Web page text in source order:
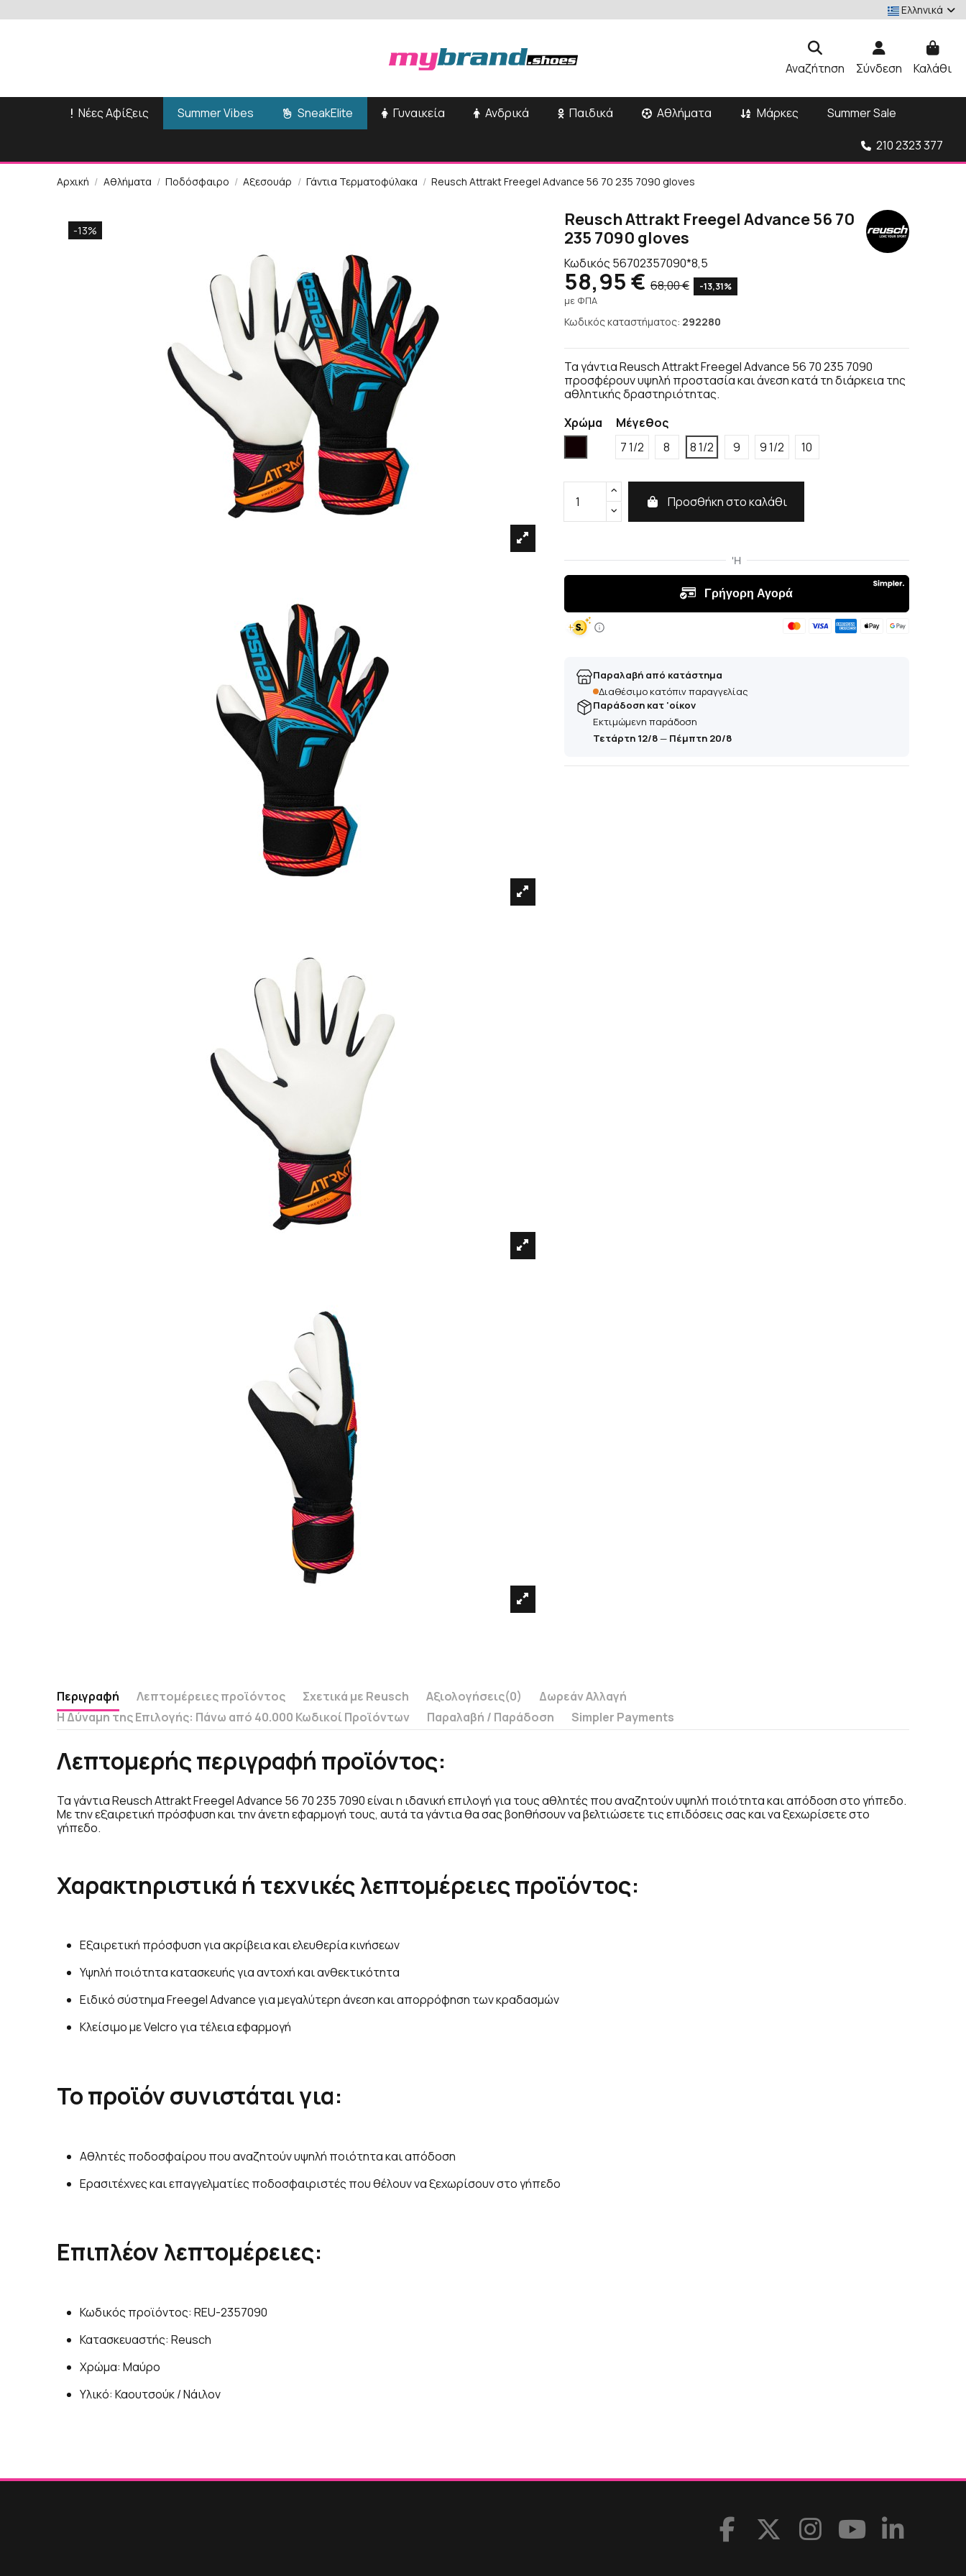
Ελληνικά
Αναζήτηση Σύνδεση Καλάθι
Νέες Αφίξεις Summer Vibes SneakElite Γυναικεία Ανδρικά Παιδικά Αθλήματα Μάρκες Summer Sale
210 2323 377
Αρχική Αθλήματα Ποδόσφαιρο Αξεσουάρ Γάντια Τερματοφύλακα Reusch Attrakt Freegel Advance 56 70 235 7090 gloves
-13%
Reusch Attrakt Freegel Advance 56 70
235 7090 gloves
Κωδικός 56702357090*8,5
58,95 € 68,00 € -13,31%
με ΦΠΑ
Κωδικός καταστήματος: 292280
Τα γάντια Reusch Attrakt Freegel Advance 56 70 235 7090
προσφέρουν υψηλή προστασία και άνεση κατά τη διάρκεια της
αθλητικής δραστηριότητας.
Χρώμα
Μέγεθος
7 1/2
8 8 1/2 9 9 1/2 10
Προσθήκη στο καλάθι
Παραλαβή από κατάστημα
Διαθέσιμο κατόπιν παραγγελίας
Παράδοση κατ 'οίκον
Εκτιμώμενη παράδοση
Τετάρτη 12/8— Πέμπτη 20/8
Περιγραφή Λεπτομέρειες προϊόντος Σχετικά με Reusch Αξιολογήσεις(0)
Δωρεάν Αλλαγή
Η Δύναμη της Επιλογής: Πάνω από 40.000 Κωδικοί Προϊόντων
Παραλαβή / Παράδoση Simpler Payments
Λεπτομερής περιγραφή προϊόντος:
Τα γάντια Reusch Attrakt Freegel Advance 56 70 235 7090 είναι η ιδανική επιλογή για τους αθλητές που αναζητούν υψηλή ποιότητα και απόδοση στο γήπεδο.
Με την εξαιρετική πρόσφυση και την άνετη εφαρμογή τους, αυτά τα γάντια θα σας βοηθήσουν να βελτιώσετε τις επιδόσεις σας και να ξεχωρίσετε στο
γήπεδο.
Χαρακτηριστικά ή τεχνικές λεπτομέρειες προϊόντος:
Εξαιρετική πρόσφυση για ακρίβεια και ελευθερία κινήσεων
Υψηλή ποιότητα κατασκευής για αντοχή και ανθεκτικότητα
Ειδικό σύστημα Freegel Advance για μεγαλύτερη άνεση και απορρόφηση των κραδασμών
Κλείσιμο με Velcro για τέλεια εφαρμογή
Το προϊόν συνιστάται για:
Αθλητές ποδοσφαίρου που αναζητούν υψηλή ποιότητα και απόδοση
Ερασιτέχνες και επαγγελματίες ποδοσφαιριστές που θέλουν να ξεχωρίσουν στο γήπεδο
Επιπλέον λεπτομέρειες:
Κωδικός προϊόντος: REU-2357090
Κατασκευαστής: Reusch
Χρώμα: Μαύρο
Υλικό: Καουτσούκ / Νάιλον